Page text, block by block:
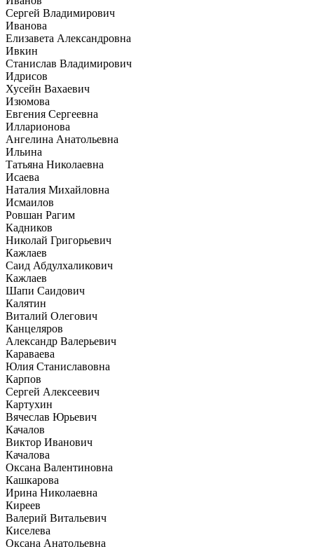
Сергей Владимирович
Иванова
Елизавета Александровна
Ивкин
Станислав Владимирович
Идрисов
Хусейн Вахаевич
Изюмова
Евгения Сергеевна
Илларионова
Ангелина Анатольевна
Ильина
Татьяна Николаевна
Исаева
Наталия Михайловна
Исмаилов
Ровшан Рагим
Кадников
Николай Григорьевич
Кажлаев
Саид Абдулхаликович
Кажлаев
Шапи Саидович
Калятин
Виталий Олегович
Канцеляров
Александр Валерьевич
Караваева
Юлия Станиславовна
Карпов
Сергей Алексеевич
Картухин
Вячеслав Юрьевич
Качалов
Виктор Иванович
Качалова
Оксана Валентиновна
Кашкарова
Ирина Николаевна
Киреев
Валерий Витальевич
Киселева
Оксана Анатольевна